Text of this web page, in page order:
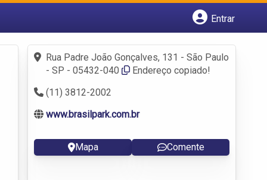
Entrar
Fazer login
Criar conta
Rua Padre João Gonçalves, 131 - São Paulo
- SP - 05432-040
Endereço copiado!
(11) 3812-2002
www.brasilpark.com.br
Mapa Comente